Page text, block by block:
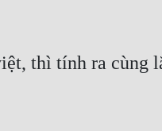
thì tính ra cùng